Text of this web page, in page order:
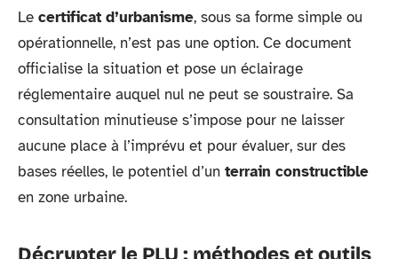
Le certificat d’urbanisme, sous sa forme simple ou
opérationnelle, n’est pas une option. Ce document
officialise la situation et pose un éclairage
réglementaire auquel nul ne peut se soustraire. Sa
consultation minutieuse s’impose pour ne laisser
aucune place à l’imprévu et pour évaluer, sur des
bases réelles, le potentiel d’un terrain constructible
en zone urbaine.
Décrypter le PLU : méthodes et outils